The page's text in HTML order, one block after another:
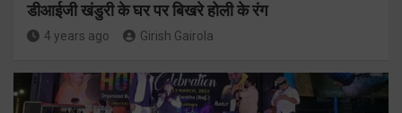
डीआईजी खंडुरी के घर पर बिखरे होली के रंग
4 years ago Girish Gairola